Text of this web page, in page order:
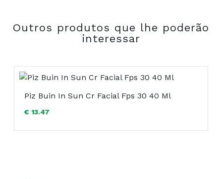
COMPRAR
Outros produtos que lhe poderão
interessar
Piz Buin In Sun Cr Facial Fps 30 40 Ml
€ 13.47